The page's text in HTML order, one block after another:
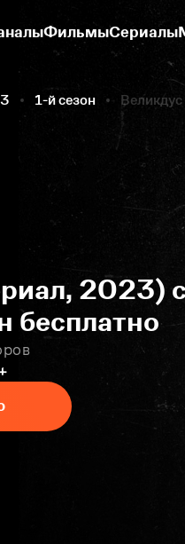
ФильмыСериалы
1-й сезон
2023)
бесплатно